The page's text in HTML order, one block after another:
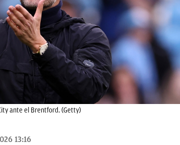
ante el Brentford. (Getty)
13:16